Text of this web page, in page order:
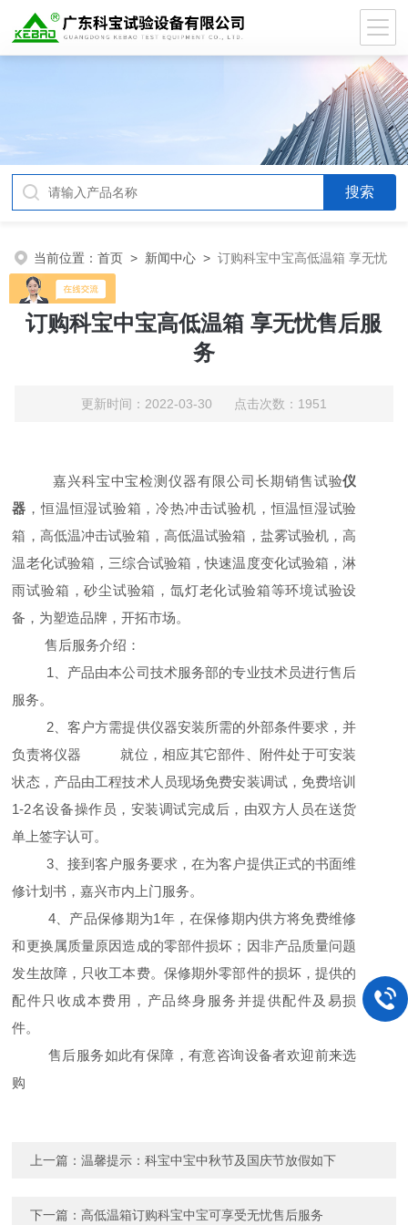
当前位置：首页 > 新闻中心 >订购科宝中宝高低温箱 享无忧
售后服务
订购科宝中宝高低温箱 享无忧售后服
务
更新时间：2022-03-30 点击次数：1951
嘉兴科宝中宝检测仪器有限公司长期销售试验仪
器 ，恒温恒湿试验箱，冷热冲击试验机，恒温恒湿试验
箱，高低温冲击试验箱，高低温试验箱，盐雾试验机，高
温老化试验箱，三综合试验箱，快速温度变化试验箱，淋
雨试验箱，砂尘试验箱，氙灯老化试验箱等环境试验设
备，为塑造品牌，开拓市场。
售后服务介绍：
1 、产品由本公司技术服务部的专业技术员进行售后
服务。
2、客户方需提供仪器安装所需的外部条件要求，并
负责将仪器 就位，相应其它部件、附件处于可安装
状态，产品由工程技术人员现场免费安装调试，免费培训
1-2名设备操作员，安装调试完成后，由双方人员在送货
单上签字认可。
3、接到客户服务要求，在为客户提供正式的书面维
修计划书，嘉兴市内上门服务。
4、产品保修期为1年，在保修期内供方将免费维修
和更换属质量原因造成的零部件损坏；因非产品质量问题
发生故障，只收工本费。保修期外零部件的损坏，提供的
配件只收成本费用，产品终身服务并提供配件及易损
件。
售后服务如此有保障，有意咨询设备者欢迎前来选
购
上一篇：温馨提示：科宝中宝中秋节及国庆节放假如下
下一篇：高低温箱订购科宝中宝可享受无忧售后服务